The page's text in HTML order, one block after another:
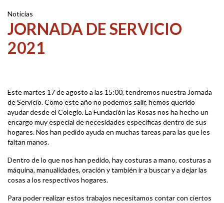
Noticias
JORNADA DE SERVICIO
2021
Este martes 17 de agosto a las 15:00, tendremos nuestra Jornada
de Servicio. Como este año no podemos salir, hemos querido
ayudar desde el Colegio. La Fundación las Rosas nos ha hecho un
encargo muy especial de necesidades específicas dentro de sus
hogares. Nos han pedido ayuda en muchas tareas para las que les
faltan manos.
Dentro de lo que nos han pedido, hay costuras a mano, costuras a
máquina, manualidades, oración y también ir a buscar y a dejar las
cosas a los respectivos hogares.
Para poder realizar estos trabajos necesitamos contar con ciertos